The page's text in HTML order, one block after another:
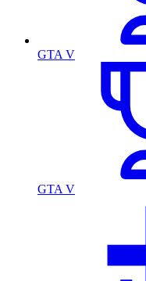
GTA V
GTA V